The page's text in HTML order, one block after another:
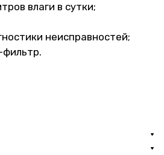
влаги в сутки;
неисправностей;
фильтр.